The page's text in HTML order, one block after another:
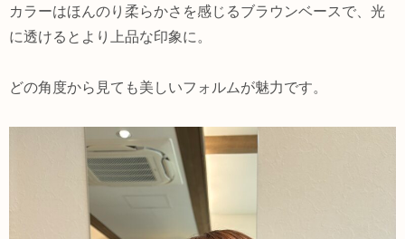
カラーはほんのり柔らかさを感じるブラウンベースで、光
に透けるとより上品な印象に。
どの角度から見ても美しいフォルムが魅力です。